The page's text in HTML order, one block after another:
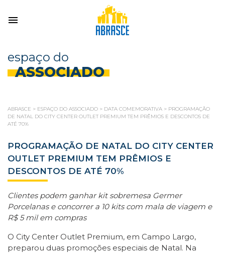
espaço do
ASSOCIADO
ABRASCE > ESPAÇO DO ASSOCIADO > DATA COMEMORATIVA > PROGRAMAÇÃO
DE NATAL DO CITY CENTER OUTLET PREMIUM TEM PRÊMIOS E DESCONTOS DE
ATÉ 70%
PROGRAMAÇÃO DE NATAL DO CITY CENTER
OUTLET PREMIUM TEM PRÊMIOS E
DESCONTOS DE ATÉ 70%
Clientes podem ganhar kit sobremesa Germer
Porcelanas e concorrer a 10 kits com mala de viagem e
R$ 5 mil em compras
O City Center Outlet Premium, em Campo Largo,
preparou duas promoções especiais de Natal. Na